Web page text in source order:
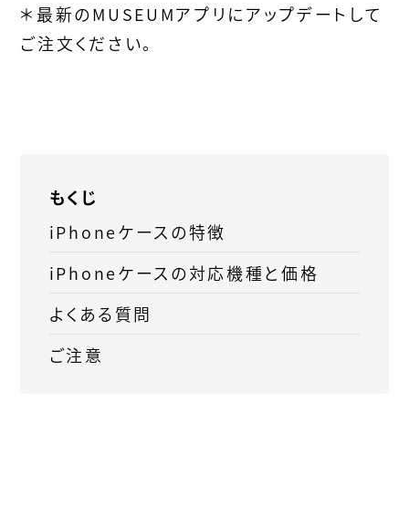
＊最新のMUSEUMアプリにアップデートして
ご注文ください。
もくじ
iPhoneケースの特徴
iPhoneケースの対応機種と価格
よくある質問
ご注意